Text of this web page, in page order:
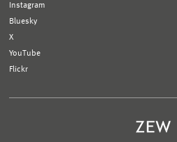
Instagram
Bluesky
X
YouTube
Flickr